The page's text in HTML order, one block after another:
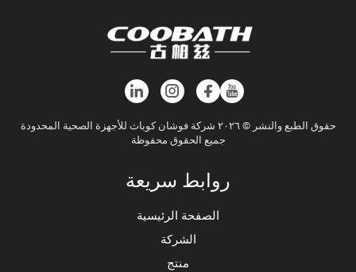
حقوق الطبع والنشر © ٢٠٢٦ شركة فوشان كوباث للأجهزة الصحية المحدودة
جميع الحقوق محفوظة
روابط سريعة
الصفحة الرئيسية
الشركة
منتج